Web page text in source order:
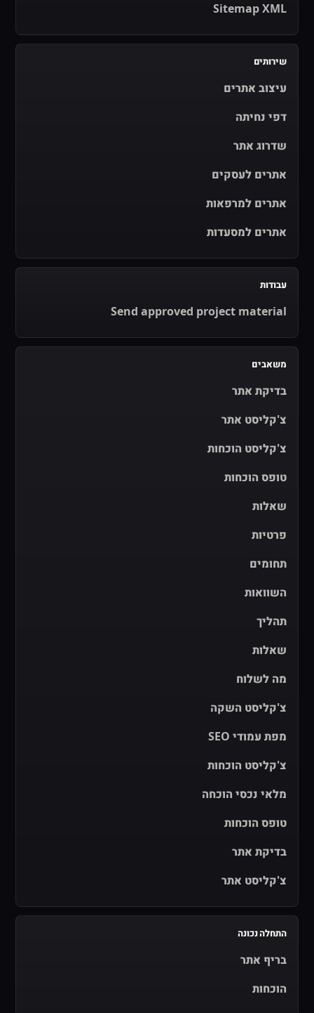
Sitemap XML
שירותים
עיצוב אתרים
דפי נחיתה
שדרוג אתר
אתרים לעסקים
אתרים למרפאות
אתרים למסעדות
עבודות
Send approved project material
משאבים
בדיקת אתר
צ'קליסט אתר
צ'קליסט הוכחות
טופס הוכחות
שאלות
פרטיות
תחומים
השוואות
תהליך
שאלות
מה לשלוח
צ'קליסט השקה
מפת עמודי SEO
צ'קליסט הוכחות
מלאי נכסי הוכחה
טופס הוכחות
בדיקת אתר
צ'קליסט אתר
התחלה נכונה
בריף אתר
הוכחות